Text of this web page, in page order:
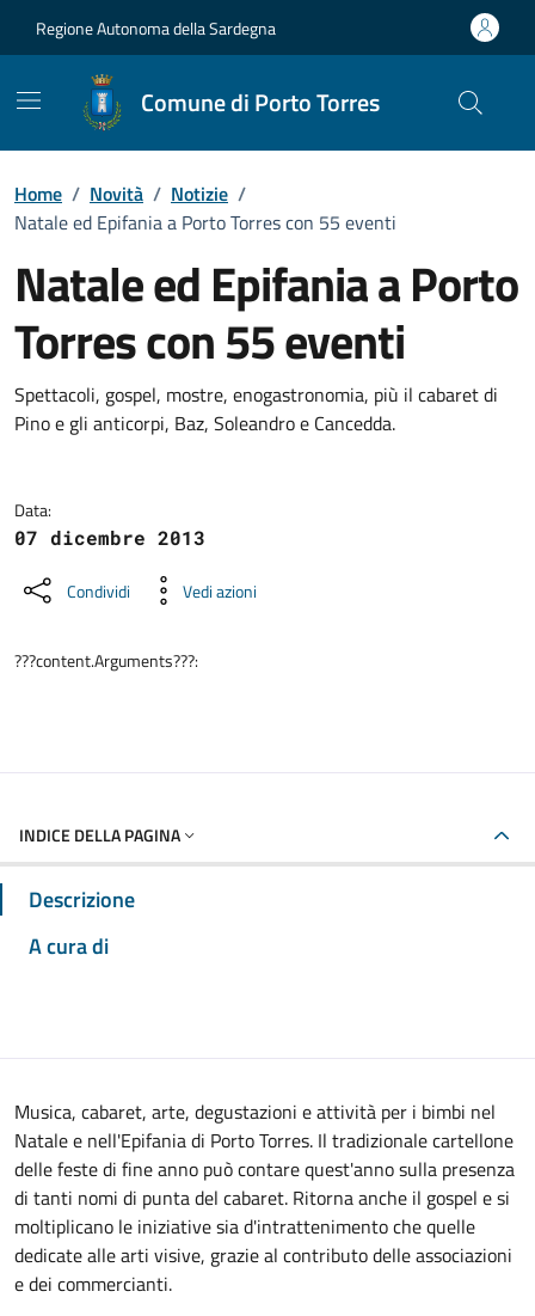
Regione Autonoma della Sardegna
Comune di Porto Torres
Home / Novità / Notizie /
Natale ed Epifania a Porto Torres con 55 eventi
Natale ed Epifania a Porto
Torres con 55 eventi
Dettagli della notizia
Spettacoli, gospel, mostre, enogastronomia, più il cabaret di
Pino e gli anticorpi, Baz, Soleandro e Cancedda.
Data:
07 dicembre 2013
Condividi Vedi azioni
???content.Arguments???:
INDICE DELLA PAGINA
Descrizione
A cura di
Musica, cabaret, arte, degustazioni e attività per i bimbi nel
Natale e nell'Epifania di Porto Torres. Il tradizionale cartellone
delle feste di fine anno può contare quest'anno sulla presenza
di tanti nomi di punta del cabaret. Ritorna anche il gospel e si
moltiplicano le iniziative sia d'intrattenimento che quelle
dedicate alle arti visive, grazie al contributo delle associazioni
e dei commercianti.